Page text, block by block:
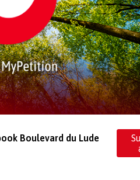
Boulevard du Lude